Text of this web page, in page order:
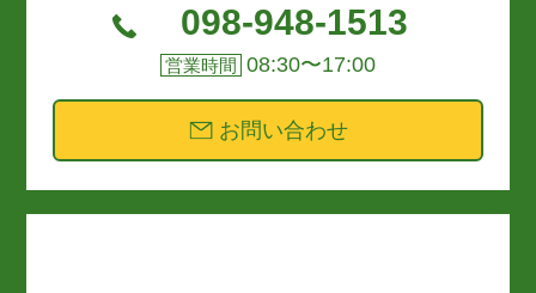
098-948-1513
営業時間 08:30〜17:00
お問い合わせ